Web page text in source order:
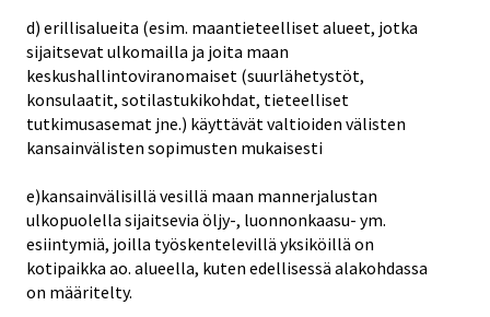
d) erillisalueita (esim. maantieteelliset alueet, jotka
sijaitsevat ulkomailla ja joita maan
keskushallintoviranomaiset (suurlähetystöt,
konsulaatit, sotilastukikohdat, tieteelliset
tutkimusasemat jne.) käyttävät valtioiden välisten
kansainvälisten sopimusten mukaisesti
e)kansainvälisillä vesillä maan mannerjalustan
ulkopuolella sijaitsevia öljy-, luonnonkaasu- ym.
esiintymiä, joilla työskentelevillä yksiköillä on
kotipaikka ao. alueella, kuten edellisessä alakohdassa
on määritelty.